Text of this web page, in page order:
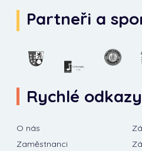
Partneři a
Rychlé odkazy
O nás
Zaměstnanci